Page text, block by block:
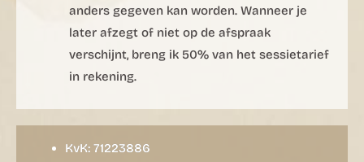
anders gegeven kan worden. Wanneer je
later afzegt of niet op de afspraak
verschijnt, breng ik 50% van het sessietarief
in rekening.
KvK: 71223886